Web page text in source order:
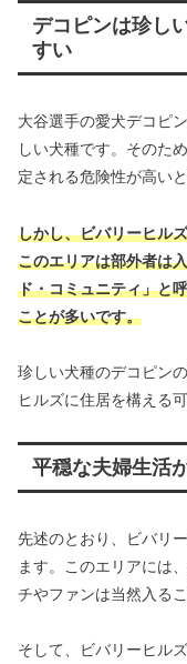
デコピンは珍し
すい
大谷選手の愛犬デコピ
しい犬種です。そのた
定される危険性が高いと
しかし、ビバリーヒル
このエリアは部外者は
ド・コミュニティ」と
ことが多いです。
珍しい犬種のデコピン
ヒルズに住居を構える
平穏な夫婦生活
先述のとおり、ビバリ
ます。このエリアには
チやファンは当然入る
そして、ビバリーヒル